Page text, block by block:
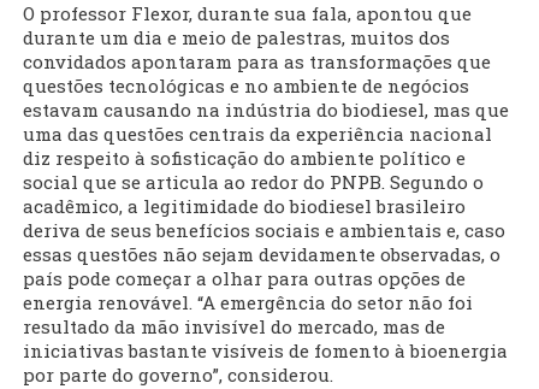
O professor Flexor, durante sua fala, apontou que
durante um dia e meio de palestras, muitos dos
convidados apontaram para as transformações que
questões tecnológicas e no ambiente de negócios
estavam causando na indústria do biodiesel, mas que
uma das questões centrais da experiência nacional
diz respeito à sofisticação do ambiente político e
social que se articula ao redor do PNPB. Segundo o
acadêmico, a legitimidade do biodiesel brasileiro
deriva de seus benefícios sociais e ambientais e, caso
essas questões não sejam devidamente observadas, o
país pode começar a olhar para outras opções de
energia renovável. “A emergência do setor não foi
resultado da mão invisível do mercado, mas de
iniciativas bastante visíveis de fomento à bioenergia
por parte do governo”, considerou.